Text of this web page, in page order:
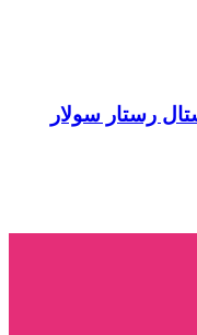
کریستال رستار سولار